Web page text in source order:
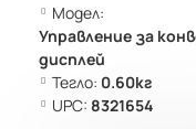
Модел:
Управление за
дисплей
Тегло: 0.60кг
UPC: 8321654